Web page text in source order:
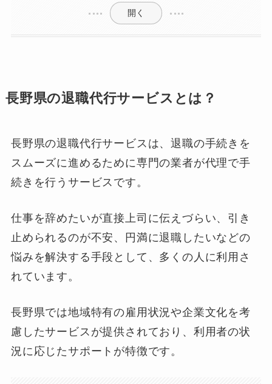
開く
長野県の退職代行サービスとは？
長野県の退職代行サービスは、退職の手続きを
スムーズに進めるために専門の業者が代理で手
続きを行うサービスです。
仕事を辞めたいが直接上司に伝えづらい、引き
止められるのが不安、円満に退職したいなどの
悩みを解決する手段として、多くの人に利用さ
れています。
長野県では地域特有の雇用状況や企業文化を考
慮したサービスが提供されており、利用者の状
況に応じたサポートが特徴です。